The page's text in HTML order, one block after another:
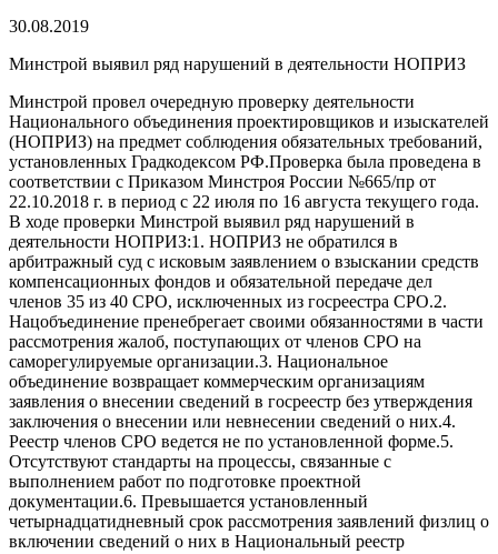
30.08.2019
Минстрой выявил ряд нарушений в деятельности НОПРИЗ
Минстрой провел очередную проверку деятельности
Национального объединения проектировщиков и изыскателей
(НОПРИЗ) на предмет соблюдения обязательных требований,
установленных Градкодексом РФ.Проверка была проведена в
соответствии с Приказом Минстроя России №665/пр от
22.10.2018 г. в период с 22 июля по 16 августа текущего года.
В ходе проверки Минстрой выявил ряд нарушений в
деятельности НОПРИЗ:1. НОПРИЗ не обратился в
арбитражный суд с исковым заявлением о взыскании средств
компенсационных фондов и обязательной передаче дел
членов 35 из 40 СРО, исключенных из госреестра СРО.2.
Нацобъединение пренебрегает своими обязанностями в части
рассмотрения жалоб, поступающих от членов СРО на
саморегулируемые организации.3. Национальное
объединение возвращает коммерческим организациям
заявления о внесении сведений в госреестр без утверждения
заключения о внесении или невнесении сведений о них.4.
Реестр членов СРО ведется не по установленной форме.5.
Отсутствуют стандарты на процессы, связанные с
выполнением работ по подготовке проектной
документации.6. Превышается установленный
четырнадцатидневный срок рассмотрения заявлений физлиц о
включении сведений о них в Национальный реестр